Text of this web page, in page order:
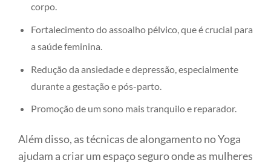
corpo.
Fortalecimento do assoalho pélvico, que é crucial para
a saúde feminina.
Redução da ansiedade e depressão, especialmente
durante a gestação e pós-parto.
Promoção de um sono mais tranquilo e reparador.
Além disso, as técnicas de alongamento no Yoga
ajudam a criar um espaço seguro onde as mulheres